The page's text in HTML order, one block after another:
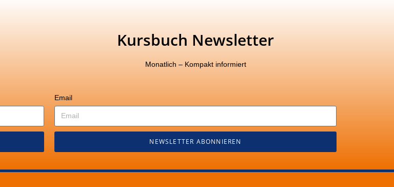
Kursbuch Newsletter
Monatlich – Kompakt informiert
Email
NEWSLETTER ABONNIEREN